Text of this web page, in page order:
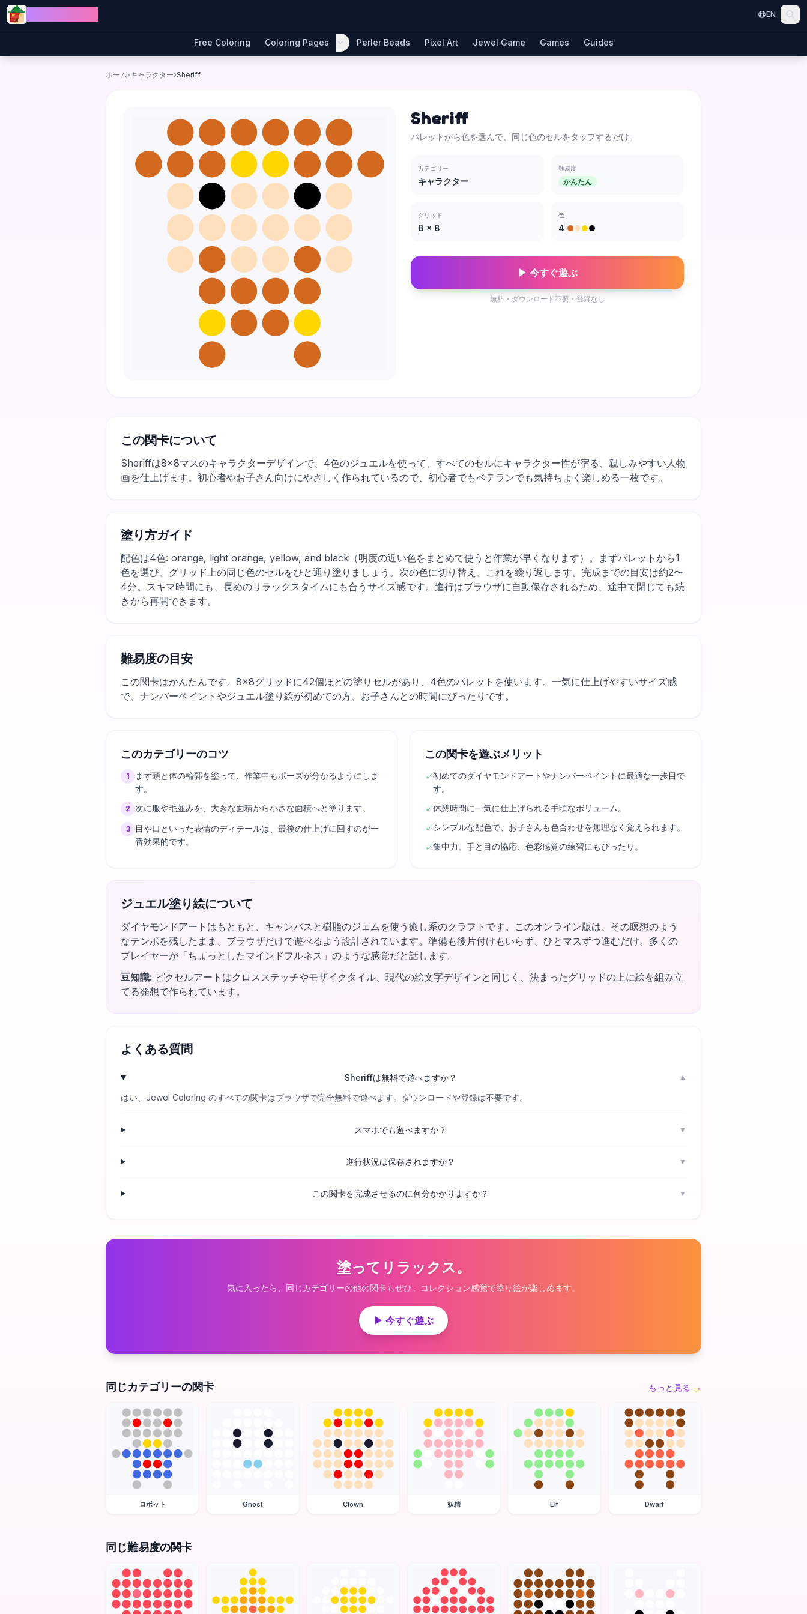
Skip to content
EN
Free Coloring Coloring Pages Perler Beads Pixel Art Jewel Game Games Guides
ホーム›キャラクター›Sheriff
Sheriff
パレットから色を選んで、同じ色のセルをタップするだけ。
カテゴリー
キャラクター
難易度
かんたん
グリッド
8 × 8
色
4
▶ 今すぐ遊ぶ
無料・ダウンロード不要・登録なし
この関卡について
Sheriffは8×8マスのキャラクターデザインで、4色のジュエルを使って、すべてのセルにキャラクター性が宿る、親しみやすい人物
画を仕上げます。初心者やお子さん向けにやさしく作られているので、初心者でもベテランでも気持ちよく楽しめる一枚です。
塗り方ガイド
配色は4色: orange, light orange, yellow, and black（明度の近い色をまとめて使うと作業が早くなります）。まずパレットから1
色を選び、グリッド上の同じ色のセルをひと通り塗りましょう。次の色に切り替え、これを繰り返します。完成までの目安は約2〜
4分。スキマ時間にも、長めのリラックスタイムにも合うサイズ感です。進行はブラウザに自動保存されるため、途中で閉じても続
きから再開できます。
難易度の目安
この関卡はかんたんです。8×8グリッドに42個ほどの塗りセルがあり、4色のパレットを使います。一気に仕上げやすいサイズ感
で、ナンバーペイントやジュエル塗り絵が初めての方、お子さんとの時間にぴったりです。
このカテゴリーのコツ
1
まず頭と体の輪郭を塗って、作業中もポーズが分かるようにしま
す。
2 次に服や毛並みを、大きな面積から小さな面積へと塗ります。
3
目や口といった表情のディテールは、最後の仕上げに回すのが一
番効果的です。
この関卡を遊ぶメリット
✓初めてのダイヤモンドアートやナンバーペイントに最適な一歩目で
す。
✓休憩時間に一気に仕上げられる手頃なボリューム。
✓シンプルな配色で、お子さんも色合わせを無理なく覚えられます。
✓集中力、手と目の協応、色彩感覚の練習にもぴったり。
ジュエル塗り絵について
ダイヤモンドアートはもともと、キャンバスと樹脂のジェムを使う癒し系のクラフトです。このオンライン版は、その瞑想のよう
なテンポを残したまま、ブラウザだけで遊べるよう設計されています。準備も後片付けもいらず、ひとマスずつ進むだけ。多くの
プレイヤーが「ちょっとしたマインドフルネス」のような感覚だと話します。
豆知識: ピクセルアートはクロスステッチやモザイクタイル、現代の絵文字デザインと同じく、決まったグリッドの上に絵を組み立
てる発想で作られています。
よくある質問
Sheriffは無料で遊べますか？ ▼
はい、Jewel Coloring のすべての関卡はブラウザで完全無料で遊べます。ダウンロードや登録は不要です。
スマホでも遊べますか？ ▼
進行状況は保存されますか？ ▼
この関卡を完成させるのに何分かかりますか？ ▼
塗ってリラックス。
気に入ったら、同じカテゴリーの他の関卡もぜひ。コレクション感覚で塗り絵が楽しめます。
▶ 今すぐ遊ぶ
同じカテゴリーの関卡 もっと見る →
ロボット Ghost Clown 妖精 Elf Dwarf
同じ難易度の関卡